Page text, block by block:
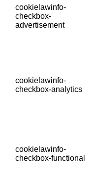
cookielawinfo-
checkbox-
advertisement
cookielawinfo-
checkbox-analytics
cookielawinfo-
checkbox-functional